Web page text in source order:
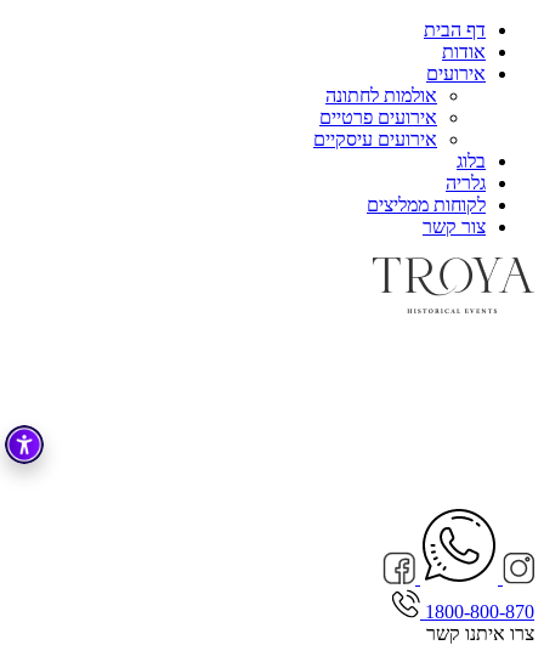
דף הבית
אודות
אירועים
אולמות לחתונה
אירועים פרטיים
אירועים עיסקיים
בלוג
גלריה
לקוחות ממליצים
צור קשר
1800-800-870
צרו איתנו קשר